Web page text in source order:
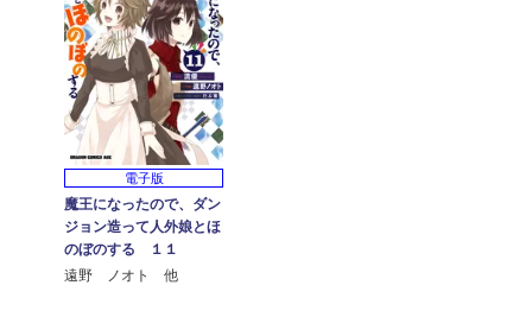
電子版
魔王になったので、ダン
ジョン造って人外娘とほ
のぼのする １１
遠野 ノオト 他